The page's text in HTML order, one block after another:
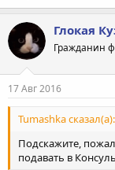
Глокая
Гражданин
17 Авг 2016
Tumashka сказал(а):
Подскажите,
подавать в